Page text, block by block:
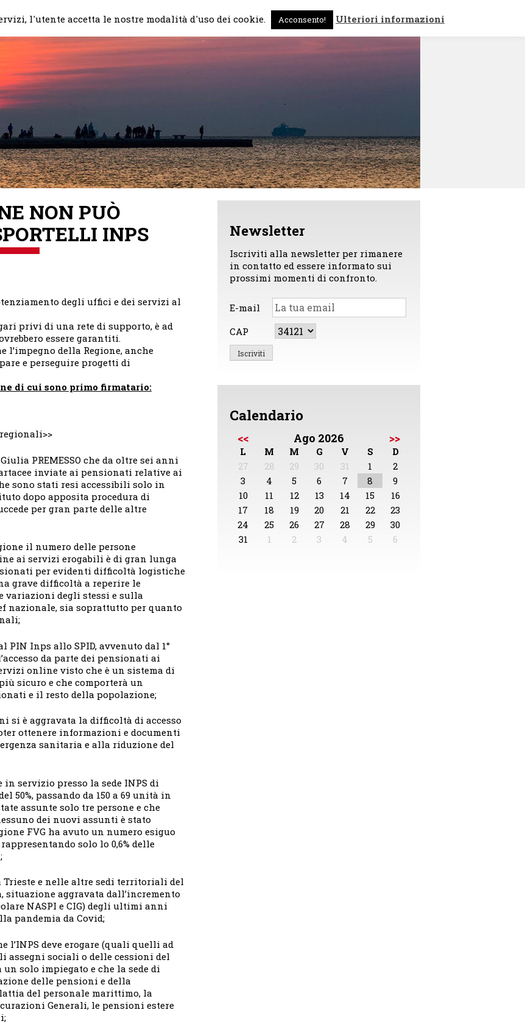
Home Il mio impegno Chi sono News Contattami
NON PUÒ
INPS
degli uffici e dei servizi al
privi di una rete di supporto, è ad
essere garantiti.
l’impegno della Regione, anche
e perseguire progetti di
di cui sono primo firmatario:
PREMESSO che da oltre sei anni
inviate ai pensionati relative ai
sono stati resi accessibili solo in
dopo apposita procedura di
per gran parte delle altre
il numero delle persone
ai servizi erogabili è di gran lunga
per evidenti difficoltà logistiche
grave difficoltà a reperire le
degli stessi e sulla
nazionale, sia soprattutto per quanto
PIN Inps allo SPID, avvenuto dal 1°
da parte dei pensionati ai
online visto che è un sistema di
sicuro e che comporterà un
e il resto della popolazione;
si è aggravata la difficoltà di accesso
ottenere informazioni e documenti
sanitaria e alla riduzione del
in servizio presso la sede INPS di
50%, passando da 150 a 69 unità in
assunte solo tre persone e che
dei nuovi assunti è stato
FVG ha avuto un numero esiguo
solo lo 0,6% delle
Trieste e nelle altre sedi territoriali del
aggravata dall’incremento
NASPI e CIG) degli ultimi anni
pandemia da Covid;
l’INPS deve erogare (quali quelli ad
assegni sociali o delle cessioni del
solo impiegato e che la sede di
delle pensioni e della
del personale marittimo, la
Generali, le pensioni estere
Newsletter
Iscriviti alla newsletter per rimanere
in contatto ed essere informato sui
prossimi momenti di confronto.
E-mail
CAP
Calendario
<< Ago 2026 >>
L M M G V S
D
27
28 29 30 31 1
2
3
4 5 6 7 8
9
10
11 12 13 14 15
16
17
18 19 20 21 22
23
24
25 26 27 28 29
30
31
1 2 3 4 5 6
l'utente accetta le nostre modalità d'uso dei cookie. Acconsento! Ulteriori informazioni